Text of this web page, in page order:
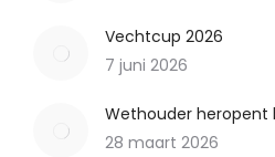
Vechtcup 2026
7 juni 2026
Wethouder heropent
28 maart 2026